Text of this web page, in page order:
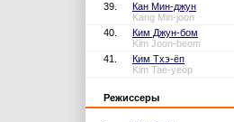
39.
Кан Мин-джун
Kang Min-joon
40.
Ким Джун-бом
Kim Joon-beom
41.
Ким Тхэ-ёп
Kim Tae-yeop
Режиссеры